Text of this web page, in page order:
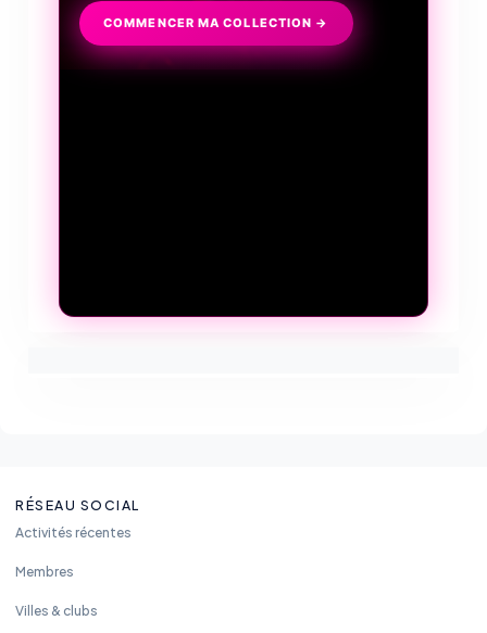
COMMENCER MA COLLECTION →
RÉSEAU SOCIAL
Activités récentes
Membres
Villes & clubs